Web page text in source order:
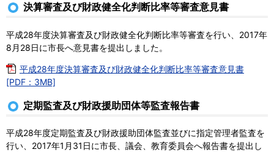
決算審査及び財政健全化判断比率等審査意見書
平成28年度決算審査及び財政健全化判断比率等審査を行い、2017年
8月28日に市長へ意見書を提出しました。
平成28年度決算審査及び財政健全化判断比率等審査意見書
[PDF：3MB]
定期監査及び財政援助団体等監査報告書
平成28年度定期監査及び財政援助団体監査並びに指定管理者監査を
行い、2017年1月31日に市長、議会、教育委員会へ報告書を提出し